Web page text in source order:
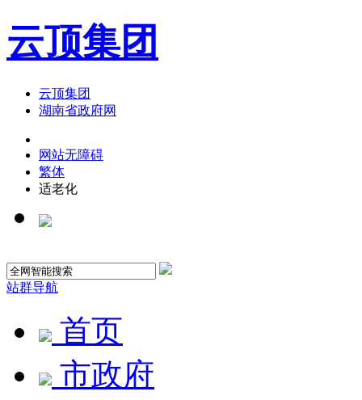
云顶集团
云顶集团
湖南省政府网
网站无障碍
繁体
适老化
站群导航
首页
市政府